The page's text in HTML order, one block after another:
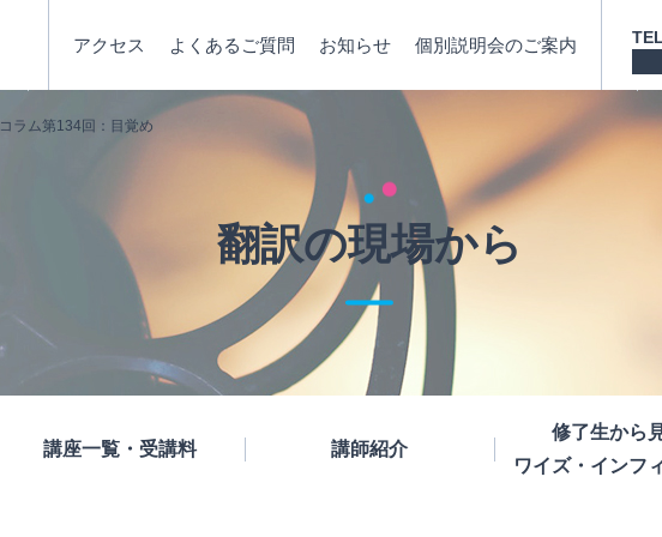
TEL
講座一覧・受講料 講師紹介
修了生から
ワイズ・インフ
アクセス よくあるご質問 お知らせ 個別説明会のご案内
コラム第134回：目覚め
翻訳の現場から